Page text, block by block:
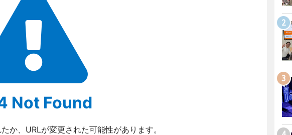
Not Found
か、URLが変更された可能性があります。